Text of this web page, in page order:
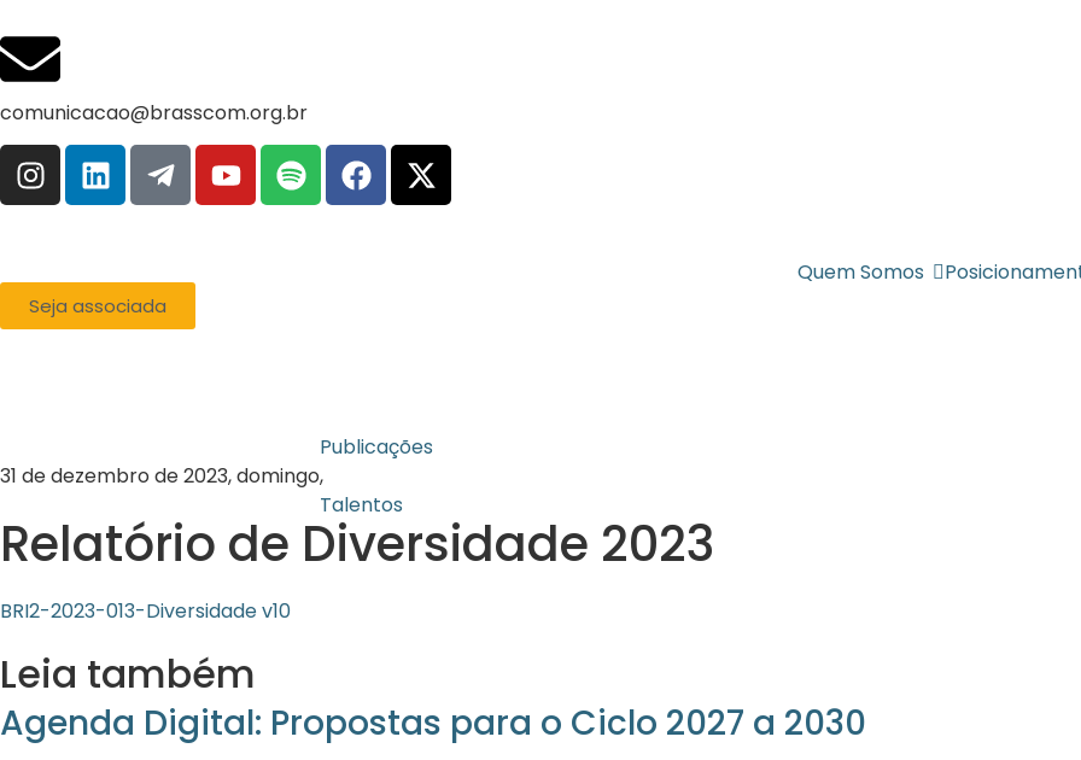
comunicacao@brasscom.org.br
Quem Somos
Seja associada
31 de dezembro de 2023, domingo
Publicações
,
Talentos
Relatório de Diversidade 2023
BRI2-2023-013-Diversidade v10
Leia também
Agenda Digital: Propostas para o Ciclo 2027 a 2030